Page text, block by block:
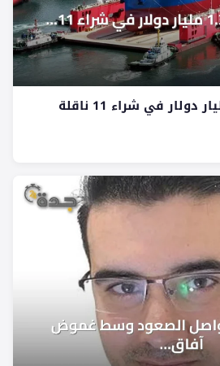
أدنوك تستثمر 1.3 مليار دولار في شراء 11 ناقلة